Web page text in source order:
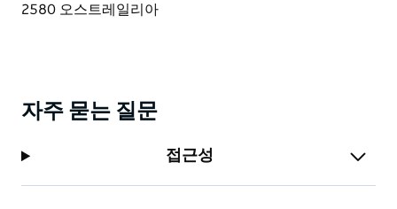
자주 묻는 질문
접근성